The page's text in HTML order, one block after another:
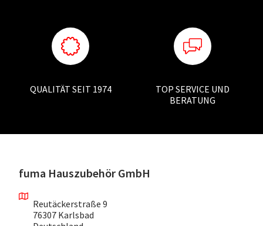
QUALITÄT SEIT 1974
TOP SERVICE UND
BERATUNG
fuma Hauszubehör GmbH
Reutäckerstraße 9
76307 Karlsbad